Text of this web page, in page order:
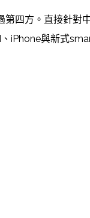
四方。直接針對
iPhone與新式